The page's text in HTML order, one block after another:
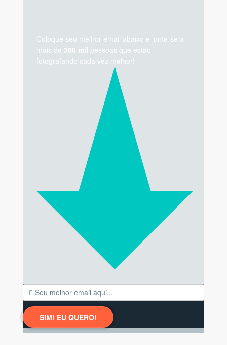
Coloque seu melhor email abaixo e junte-se a
mais de 300 mil pessoas que estão
fotografando cada vez melhor!